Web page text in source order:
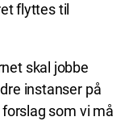
flyttes til
skal jobbe
instanser på
som vi må